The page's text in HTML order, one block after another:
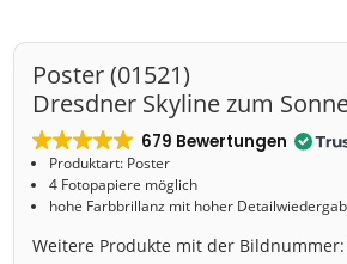
Poster (01521)
Dresdner Skyline zum
679 Bewertungen
Produktart: Poster
4 Fotopapiere möglich
hohe Farbbrillanz mit hoher
Weitere Produkte mit der